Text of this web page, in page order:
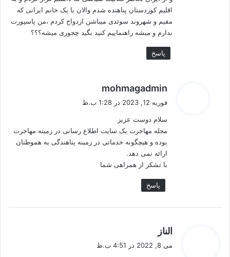
اقلیم کوردستان پناهنده شدم والان با یک خانم ایرانی که
مقیم و شهروند سوئدی میباشن ازدواج کردم ،من پاسپورت
ندارم و میشه راهنماییم کنید بگید چجوری میشه؟؟؟
پاسخ
mohmagadmin
فوریه 12, 2023 در 1:28 ب.ظ
سلام دوست عزیز
مجله مهاجرت یک سایت اطلاع رسانی در زمینه مهاجرت
بوده و هیچگونه خدماتی در زمینه پناهندگی به هموطنان
ارائه نمی دهد.
با تشکر از همراهی شما
پاسخ
الناز
می 8, 2022 در 4:51 ب.ظ